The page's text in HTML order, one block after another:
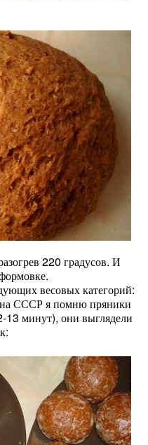
220 градусов. И
весовых категорий:
СССР я помню пряники
13 минут), они выглядели